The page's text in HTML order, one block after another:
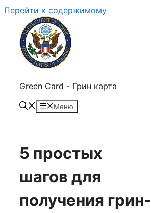
Перейти к содержимому
Green Card - Грин карта
Меню
5 простых
шагов для
получения грин-